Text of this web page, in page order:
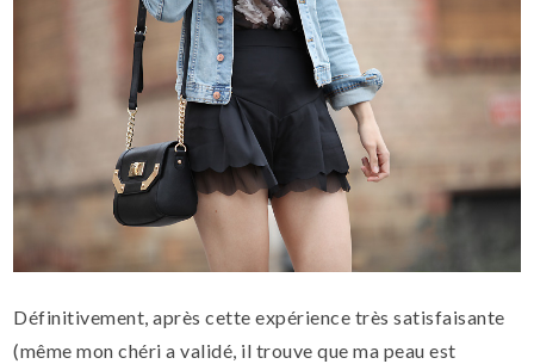
Définitivement, après cette expérience très satisfaisante
(même mon chéri a validé, il trouve que ma peau est